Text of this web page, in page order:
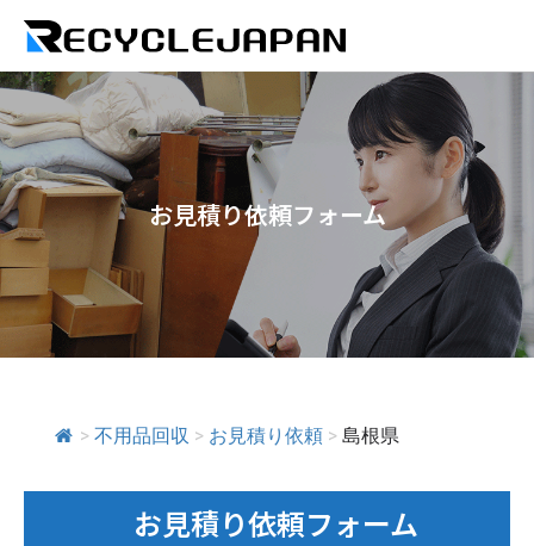
お見積り依頼フォーム
> 不用品回収 > お見積り依頼 > 島根県
お見積り依頼フォーム